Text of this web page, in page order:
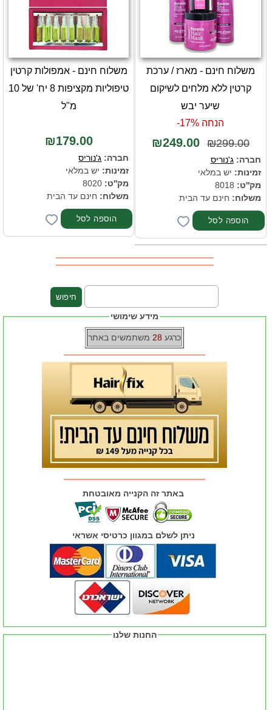
משלוח חינם - מארז / ערכת
קרטין ללא מלחים לשיקום
שיער יבש
הנחה 17%-
₪299.00
₪249.00
חברה:ג'נוריס
זמינות: יש במלאי
מק''ט:
משלוח: חינם עד הבית
משלוח חינם - אמפולות קרטין
טיפוליות מקציפות 8 יח' של 10
מ"ל
₪179.00
חברה: ג'נוריס
זמינות: יש במלאי
מק''ט:
משלוח: חינם עד הבית
מידע שימושי
כרגע 28 משתמשים באתר
החנות שלנו